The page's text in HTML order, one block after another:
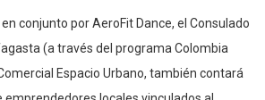
conjunto por AeroFit Dance, el Consulado
(a través del programa Colombia
Espacio Urbano, también contará